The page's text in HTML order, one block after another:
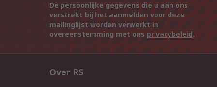
De persoonlijke gegevens die u aan ons
verstrekt bij het aanmelden voor deze
mailinglijst worden verwerkt in
overeenstemming met ons privacybeleid.
Over RS